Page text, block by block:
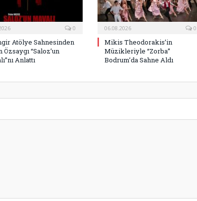
0
Atölye Sahnesinden
Özsaygı “Saloz’un
Anlattı
06.08.2026 0
Mikis Theodorakis’in
Müzikleriyle “Zorba”
Bodrum’da Sahne Aldı